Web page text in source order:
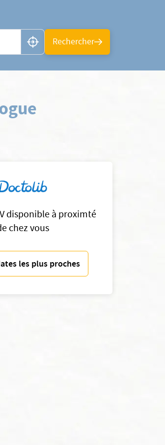
Rechercher
disponible à proximté
chez vous
les plus proches